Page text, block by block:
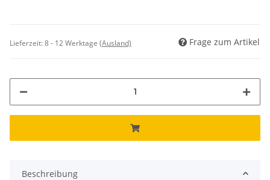
Lieferzeit:8 - 12 Werktage (Ausland) Frage zum Artikel
Beschreibung